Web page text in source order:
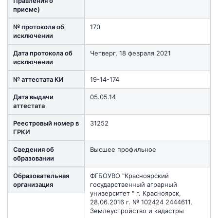
приеме)
№ протокола об
исключении
170
Дата протокола об
исключении
Четверг, 18 февраля 2021
№ аттестата КИ 19-14-174
Дата выдачи
аттестата
05.05.14
Реестровый номер в
ГРКИ
31252
Сведения об
образовании
Высшее профильное
Образовательная
организация
ФГБОУВО "Красноярский
государственный аграрный
университет " г. Красноярск,
28.06.2016 г. № 102424 2444611,
Землеустройство и кадастры